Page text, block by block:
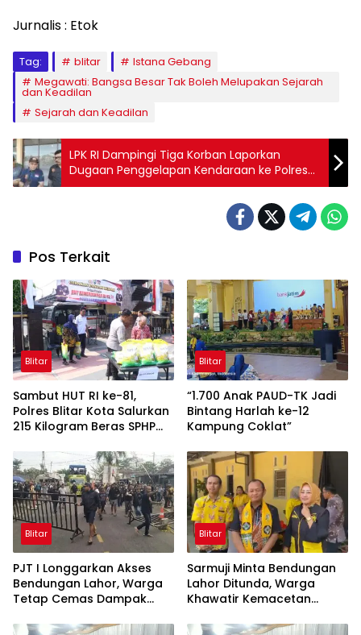
Jurnalis : Etok
Tag: blitar
Istana Gebang
Megawati: Bangsa Besar Tak Boleh Melupakan Sejarah
dan Keadilan
Sejarah dan Keadilan
LPK RI Dampingi Tiga Korban Laporkan
Dugaan Penggelapan Kendaraan ke Polres
Blitar Kota
Pos Terkait
Blitar
Sambut HUT RI ke-81,
Polres Blitar Kota Salurkan
215 Kilogram Beras SPHP
Murah
Blitar
“1.700 Anak PAUD-TK Jadi
Bintang Harlah ke-12
Kampung Coklat”
Blitar
PJT I Longgarkan Akses
Bendungan Lahor, Warga
Tetap Cemas Dampak
Penutupan Total
Blitar
Sarmuji Minta Bendungan
Lahor Ditunda, Warga
Khawatir Kemacetan